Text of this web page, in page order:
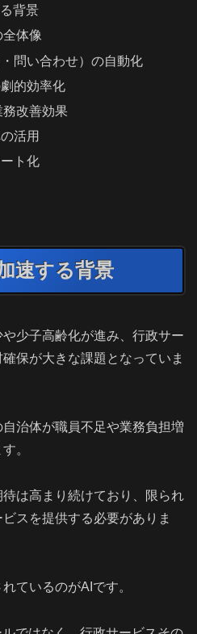
背景
体像
問い合わせ）の自動化
的効率化
改善効果
活用
ト化
速する背景
少子高齢化が進み、行政サー
保が大きな課題となっていま
治体が職員不足や業務負担増
。
は高まり続けており、限られ
スを提供する必要がありま
ているのがAIです。